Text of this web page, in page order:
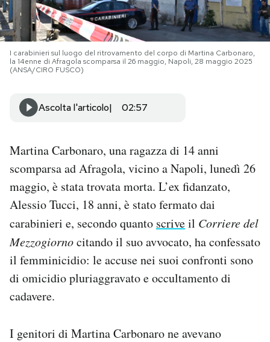
I MIEI PREFERITI
SHOP
CALENDARIO
Newsletter
Notifiche mobile
Regala il Post
Hai bisogno di aiuto?
Esci
I carabinieri sul luogo del ritrovamento del corpo di Martina Carbonaro,
la 14enne di Afragola scomparsa il 26 maggio, Napoli, 28 maggio 2025
(ANSA/CIRO FUSCO)
Ascolta l'articolo 02:57
Martina Carbonaro, una ragazza di 14 anni
scomparsa ad Afragola, vicino a Napoli, lunedì 26
maggio, è stata trovata morta. L’ex fidanzato,
Alessio Tucci, 18 anni, è stato fermato dai
carabinieri e, secondo quanto scriveil Corriere del
Mezzogiornocitando il suo avvocato, ha confessato
il femminicidio: le accuse nei suoi confronti sono
di omicidio pluriaggravato e occultamento di
cadavere.
I genitori di Martina Carbonaro ne avevano